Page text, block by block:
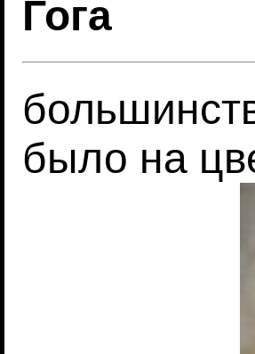
Гога
было на